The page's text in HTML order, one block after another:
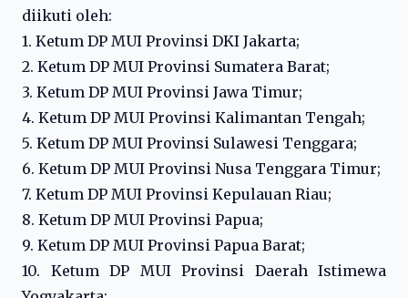
diikuti oleh:
1. Ketum DP MUI Provinsi DKI Jakarta;
2. Ketum DP MUI Provinsi Sumatera Barat;
3. Ketum DP MUI Provinsi Jawa Timur;
4. Ketum DP MUI Provinsi Kalimantan Tengah;
5. Ketum DP MUI Provinsi Sulawesi Tenggara;
6. Ketum DP MUI Provinsi Nusa Tenggara Timur;
7. Ketum DP MUI Provinsi Kepulauan Riau;
8. Ketum DP MUI Provinsi Papua;
9. Ketum DP MUI Provinsi Papua Barat;
10. Ketum DP MUI Provinsi Daerah Istimewa